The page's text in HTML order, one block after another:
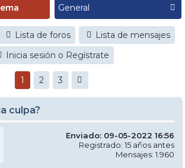
Lista de foros
Lista de mensajes
Inicia sesión o Regístrate
1 2 3
culpa?
Enviado: 09-05-2022 16:56
Registrado: 15 años antes
Mensajes: 1.960